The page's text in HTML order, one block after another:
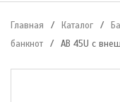
Главная / Каталог /
банкнот
/ АВ 45U с